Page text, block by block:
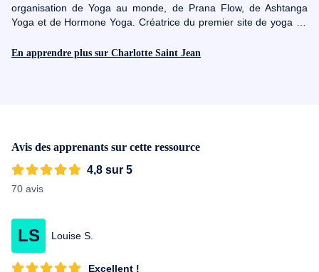
organisation de Yoga au monde, de Prana Flow, de Ashtanga
Yoga et de Hormone Yoga. Créatrice du premier site de yoga en
puissance au féminin, Charlotte vie sa passion de yoga dans tous
En apprendre plus sur Charlotte Saint Jean
Avis des apprenants sur cette ressource
4,8 sur 5
70 avis
LS Louise S.
Excellent !